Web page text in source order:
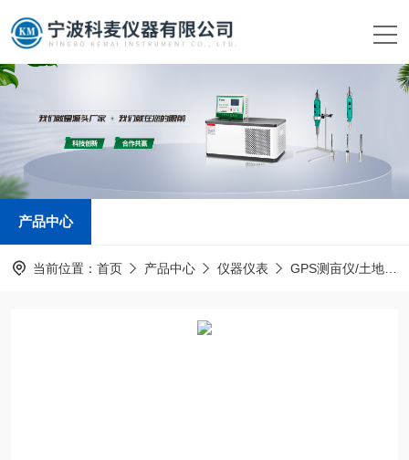
产品中心
当前位置： 首页 产品中心 仪器仪表 GPS测亩仪/土地面积测量仪